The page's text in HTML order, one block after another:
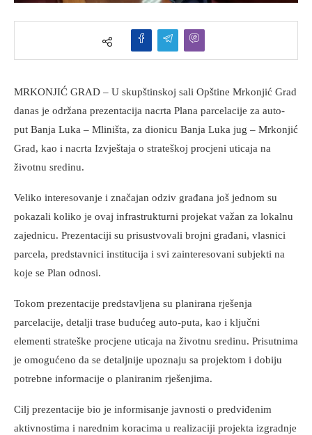
MRKONJIĆ GRAD – U skupštinskoj sali Opštine Mrkonjić Grad
danas je održana prezentacija nacrta Plana parcelacije za auto-
put Banja Luka – Mliništa, za dionicu Banja Luka jug – Mrkonjić
Grad, kao i nacrta Izvještaja o strateškoj procjeni uticaja na
životnu sredinu.
Veliko interesovanje i značajan odziv građana još jednom su
pokazali koliko je ovaj infrastrukturni projekat važan za lokalnu
zajednicu. Prezentaciji su prisustvovali brojni građani, vlasnici
parcela, predstavnici institucija i svi zainteresovani subjekti na
koje se Plan odnosi.
Tokom prezentacije predstavljena su planirana rješenja
parcelacije, detalji trase budućeg auto-puta, kao i ključni
elementi strateške procjene uticaja na životnu sredinu. Prisutnima
je omogućeno da se detaljnije upoznaju sa projektom i dobiju
potrebne informacije o planiranim rješenjima.
Cilj prezentacije bio je informisanje javnosti o predviđenim
aktivnostima i narednim koracima u realizaciji projekta izgradnje